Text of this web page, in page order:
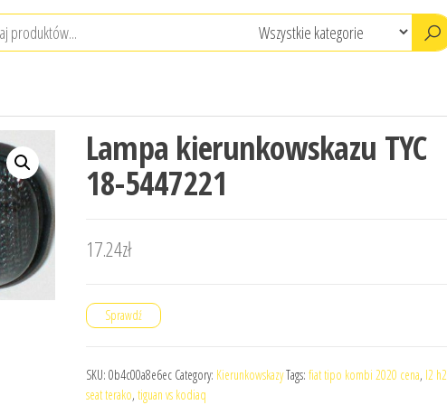
Lampa kierunkowskazu TYC
18-5447221
17.24zł
Sprawdź
SKU: 0b4c00a8e6ec Category: KierunkowskazyTags: fiat tipo kombi 2020 cena, l2 h2
seat terako, tiguan vs kodiaq